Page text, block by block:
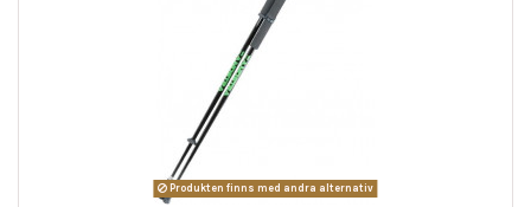
Produkten finns med andra alternativ